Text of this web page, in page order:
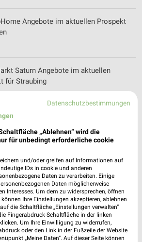
Angebote im aktuellen Prospekt
Saturn Angebote im aktuellen
für Straubing
Prospekt der Woche für Dingolfing
Gruber Filialen & Öffnungszeiten für
Katalog und Prospekte für Eisenach
Datenschutzbestimmungen
„Ablehnen“ wird die
für unbedingt erforderliche cookie
und/oder greifen auf Informationen auf
IDs in cookie und anderen
Daten zu verarbeiten. Einige
Daten möglicherweise
Interesses. Um dem zu widersprechen, öffnen
können Ihre Einstellungen akzeptieren, ablehnen
die Schaltfläche „Einstellungen verwalten“
Fingerabdruck-Schaltfläche in der linken
Um Ihre Einwilligung zu widerrufen,
oder den Link in der Fußzeile der Website
„Meine Daten“. Auf dieser Seite können